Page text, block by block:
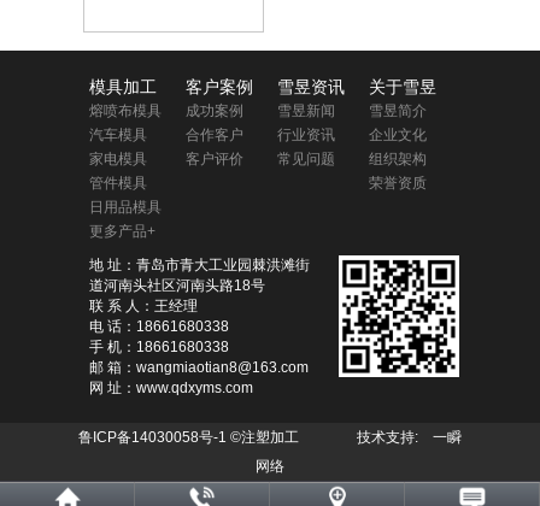
模具加工
熔喷布模具
汽车模具
家电模具
管件模具
日用品模具
更多产品+
客户案例
成功案例
合作客户
客户评价
雪昱资讯
雪昱新闻
行业资讯
常见问题
关于雪昱
雪昱简介
企业文化
组织架构
荣誉资质
地 址：青岛市青大工业园棘洪滩街
道河南头社区河南头路18号
联 系 人：王经理
电 话：18661680338
手 机：18661680338
邮 箱：wangmiaotian8@163.com
网 址：www.qdxyms.com
鲁ICP备14030058号-1 ©注塑加工 技术支持: 一瞬
网络